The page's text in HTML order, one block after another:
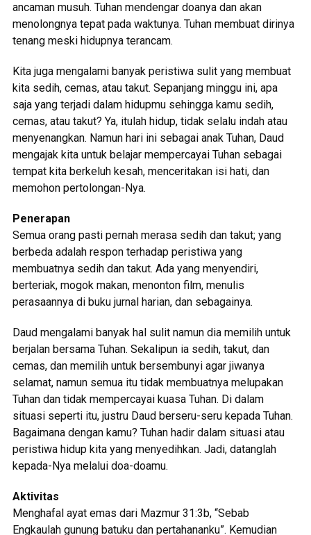
ancaman musuh. Tuhan mendengar doanya dan akan
menolongnya tepat pada waktunya. Tuhan membuat dirinya
tenang meski hidupnya terancam.
Kita juga mengalami banyak peristiwa sulit yang membuat
kita sedih, cemas, atau takut. Sepanjang minggu ini, apa
saja yang terjadi dalam hidupmu sehingga kamu sedih,
cemas, atau takut? Ya, itulah hidup, tidak selalu indah atau
menyenangkan. Namun hari ini sebagai anak Tuhan, Daud
mengajak kita untuk belajar mempercayai Tuhan sebagai
tempat kita berkeluh kesah, menceritakan isi hati, dan
memohon pertolongan-Nya.
Penerapan
Semua orang pasti pernah merasa sedih dan takut; yang
berbeda adalah respon terhadap peristiwa yang
membuatnya sedih dan takut. Ada yang menyendiri,
berteriak, mogok makan, menonton film, menulis
perasaannya di buku jurnal harian, dan sebagainya.
Daud mengalami banyak hal sulit namun dia memilih untuk
berjalan bersama Tuhan. Sekalipun ia sedih, takut, dan
cemas, dan memilih untuk bersembunyi agar jiwanya
selamat, namun semua itu tidak membuatnya melupakan
Tuhan dan tidak mempercayai kuasa Tuhan. Di dalam
situasi seperti itu, justru Daud berseru-seru kepada Tuhan.
Bagaimana dengan kamu? Tuhan hadir dalam situasi atau
peristiwa hidup kita yang menyedihkan. Jadi, datanglah
kepada-Nya melalui doa-doamu.
Aktivitas
Menghafal ayat emas dari Mazmur 31:3b, “Sebab
Engkaulah gunung batuku dan pertahananku”. Kemudian